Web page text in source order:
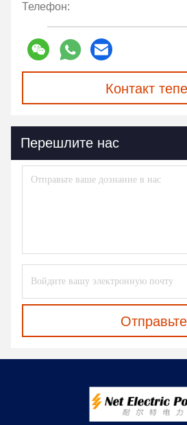
Телефон:
Контакт
Перешлите нас
Отправьте